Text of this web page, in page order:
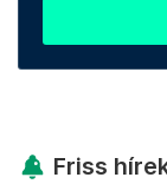
Friss